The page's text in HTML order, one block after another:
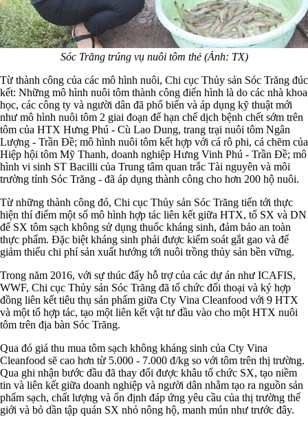
Sóc Trăng trúng vụ nuôi tôm thẻ (Ảnh: TX)
Từ thành công của các mô hình nuôi, Chi cục Thủy sản Sóc Trăng đúc
kết: Những mô hình nuôi tôm thành công điển hình là do các nhà khoa
học, các công ty và người dân đã phổ biến và áp dụng kỹ thuật mới
như mô hình nuôi tôm 2 giai đoạn để hạn chế dịch bệnh chết sớm trên
tôm của HTX Hưng Phú - Cù Lao Dung, trang trại nuôi tôm Ngân
Lượng - Trần Đề; mô hình nuôi tôm kết hợp với cá rô phi, cá chẽm của
Hiệp hội tôm Mỹ Thanh, doanh nghiệp Hưng Vinh Phú - Trần Đề; mô
hình vi sinh ST Bacilli của Trung tâm quan trắc Tài nguyên và môi
trường tỉnh Sóc Trăng - đã áp dụng thành công cho hơn 200 hộ nuôi.
Từ những thành công đó, Chi cục Thủy sản Sóc Trăng tiến tới thực
hiện thí điểm một số mô hình hợp tác liên kết giữa HTX, tổ SX và DN
để SX tôm sạch không sử dụng thuốc kháng sinh, đảm bảo an toàn
thực phẩm. Đặc biệt kháng sinh phải được kiểm soát gắt gao và để
giảm thiểu chi phí sản xuất hướng tới nuôi trồng thủy sản bền vững.
Trong năm 2016, với sự thúc đẩy hỗ trợ của các dự án như ICAFIS,
WWF, Chi cục Thủy sản Sóc Trăng đã tổ chức đối thoại và ký hợp
đồng liên kết tiêu thụ sản phẩm giữa Cty Vina Cleanfood với 9 HTX
và một tổ hợp tác, tạo một liên kết vật tư đầu vào cho một HTX nuôi
tôm trên địa bàn Sóc Trăng.
Qua đó giá thu mua tôm sạch không kháng sinh của Cty Vina
Cleanfood sẽ cao hơn từ 5.000 - 7.000 đ/kg so với tôm trên thị trường.
Qua ghi nhận bước đầu đã thay đổi được khâu tổ chức SX, tạo niềm
tin và liên kết giữa doanh nghiệp và người dân nhằm tạo ra nguồn sản
phẩm sạch, chất lượng và ổn định đáp ứng yêu cầu của thị trường thế
giới và bỏ dần tập quán SX nhỏ nông hộ, manh mún như trước đây.